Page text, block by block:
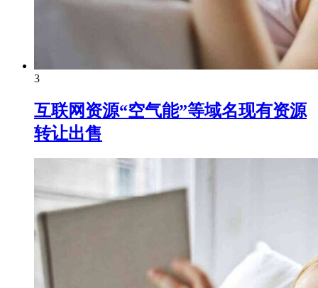
3
互联网资源“空气能”等域名现有资源
转让出售